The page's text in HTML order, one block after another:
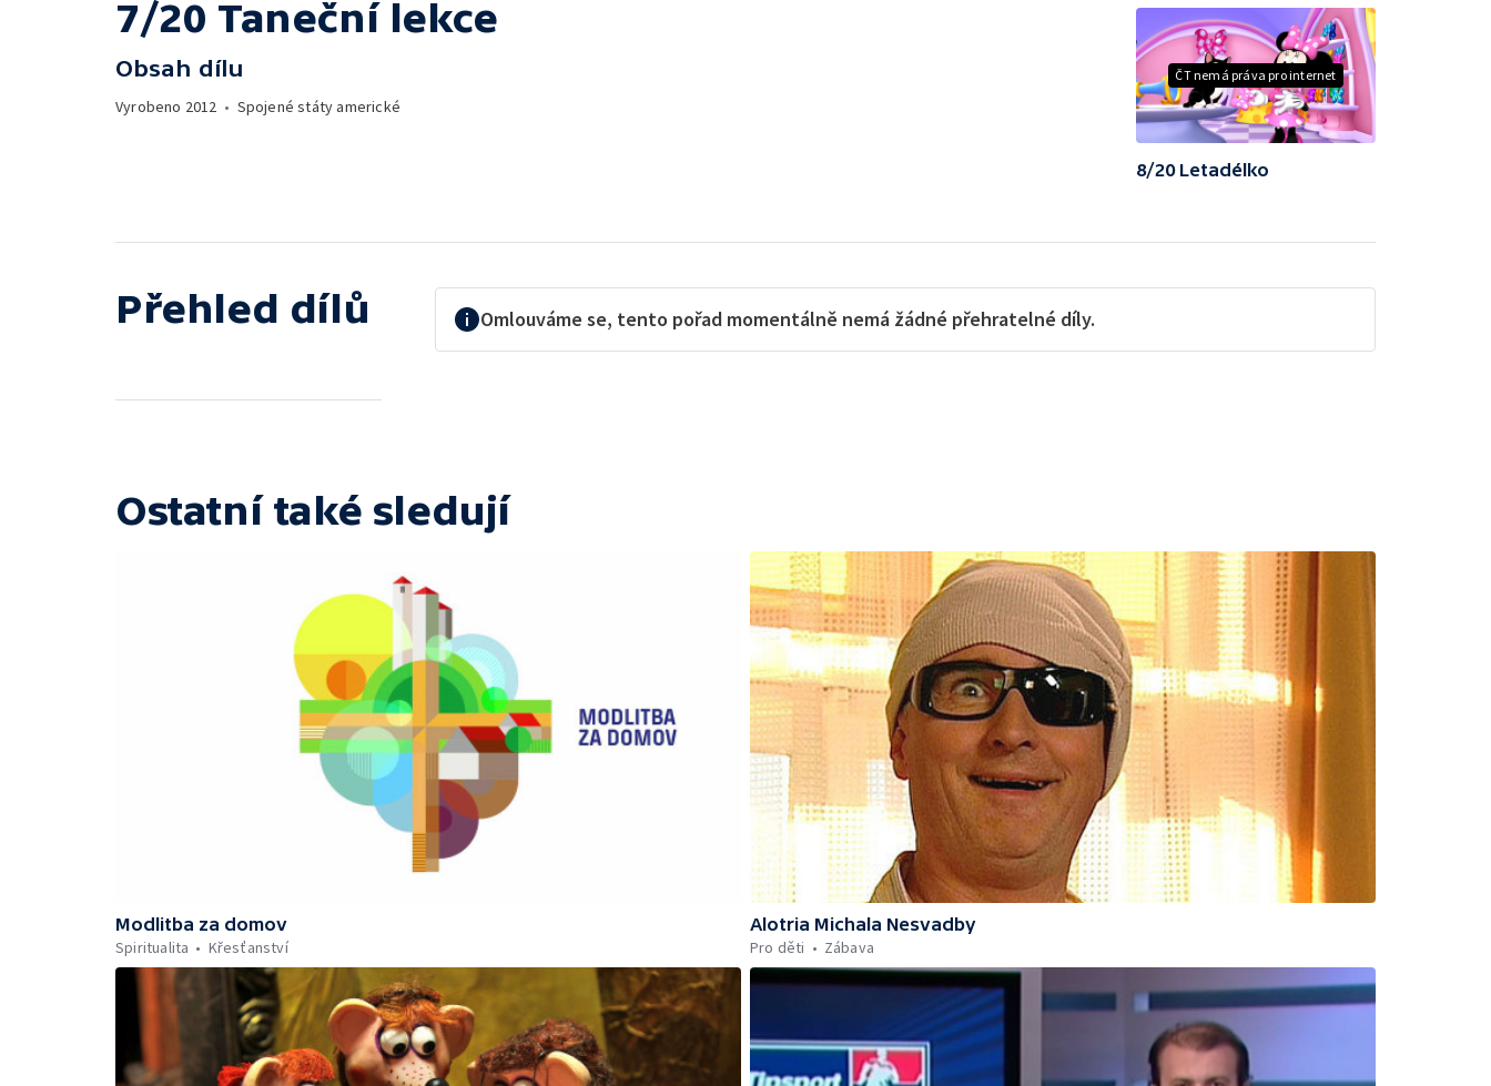
7/20 Taneční lekce
Obsah dílu
Vyrobeno 2012 • Spojené státy americké
ČT nemá práva pro internet
8/20 Letadélko
Přehled dílů Omlouváme se, tento pořad momentálně nemá žádné přehratelné díly.
Ostatní také sledují
Modlitba za domov
Spiritualita
Křesťanství
Alotria Michala Nesvadby
Pro děti
Zábava